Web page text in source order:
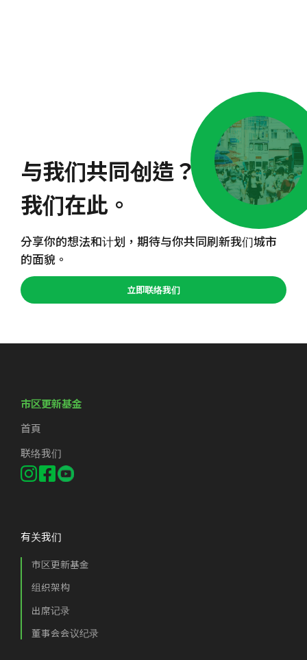
与我们共同创造？
我们在此。
分享你的想法和计划，期待与你共同刷新我们城市
的面貌。
立即联络我们
市区更新基金
首頁
联络我们
有关我们
市区更新基金
组织架构
出席记录
董事会会议纪录